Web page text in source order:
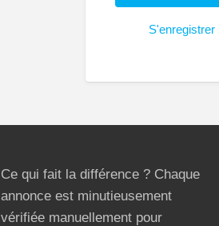
S'enregistrer|
Ce qui fait la différence ? Chaque
annonce est minutieusement
vérifiée manuellement pour